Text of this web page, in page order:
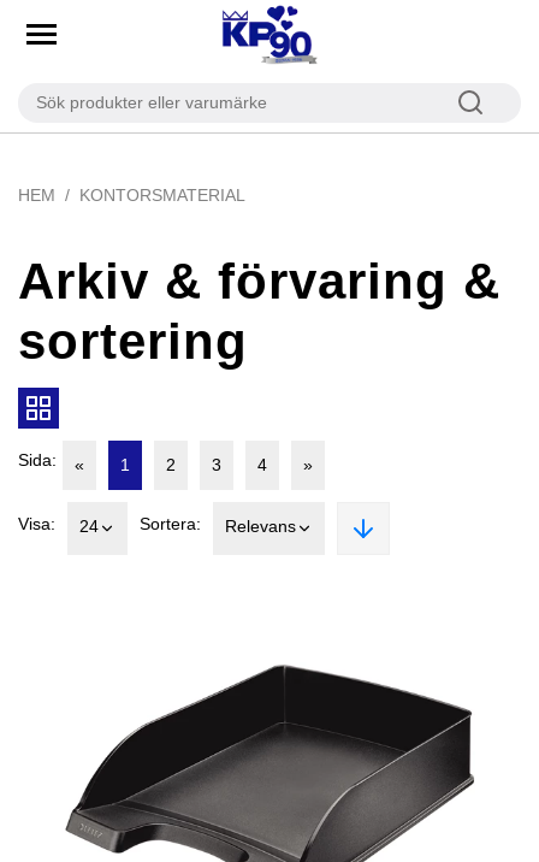
HEM KONTORSMATERIAL
Arkiv & förvaring &
sortering
Sida: « 1 2 3 4 »
Visa: 24 Sortera: Relevans